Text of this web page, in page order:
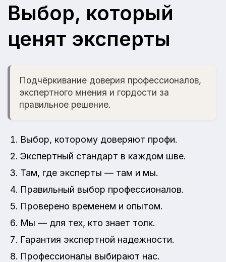
Выбор, который
ценят эксперты
Подчёркивание доверия профессионалов,
экспертного мнения и гордости за
правильное решение.
Выбор, которому доверяют профи.
Экспертный стандарт в каждом шве.
Там, где эксперты — там и мы.
Правильный выбор профессионалов.
Проверено временем и опытом.
Мы — для тех, кто знает толк.
Гарантия экспертной надежности.
Профессионалы выбирают нас.